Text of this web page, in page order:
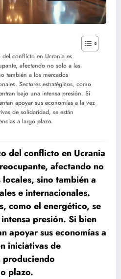
conflicto en Ucrania es
afectando no solo a las
también a los mercados
Sectores estratégicos, como
bajo una intensa presión. Si
apoyar sus economías a la vez
de solidaridad, se están
a largo plazo.
del conflicto en Ucrania
afectando no
sino también a
e internacionales.
como el energético, se
presión. Si bien
apoyar sus economías a
iniciativas de
produciendo
plazo.